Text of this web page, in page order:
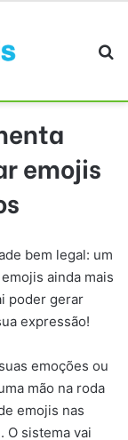
emojis
bem legal: um
ainda mais
poder gerar
expressão!
emoções ou
mão na roda
emojis nas
O sistema vai